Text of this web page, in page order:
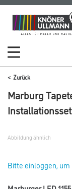
Zum
Inhalt
Zum
Navigationsmenü
Zurück
Marburg
Installationsset
Abbildung ähnlich
Bitte einloggen, um